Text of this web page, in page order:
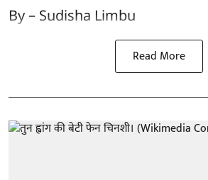
By – Sudisha Limbu
Read More